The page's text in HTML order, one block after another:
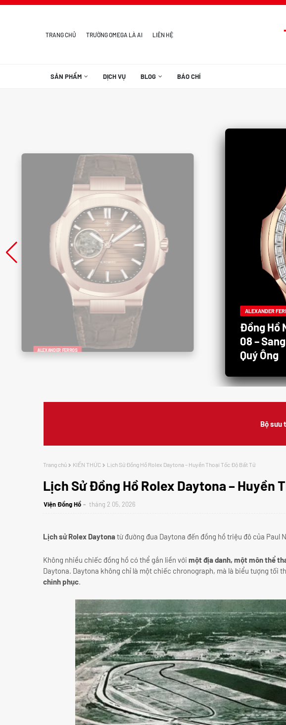
TRANG CHỦ TRƯỜNG OMEGA LÀ AI LIÊN HỆ
SẢN PHẨM DỊCH VỤ BLOG BÁO CHÍ
ALEXANDER FERROS
ALEXANDER
Đồng Hồ
08 –
Quý Ông
Bộ sưu
Trang chủ KIẾN THỨC Lịch Sử Đồng Hồ Rolex Daytona – Huyền Thoại Tốc Độ Bất Tử
Lịch Sử Đồng Hồ Rolex Daytona – Huyền
Viện Đồng Hồ tháng 2 05, 2026
Lịch sử Rolex Daytonatừ đường đua Daytona đến đồng hồ triệu đô của Paul
Không nhiều chiếc đồng hồ có thể gắn liền với một địa danh, một môn thể
Daytona. Daytona không chỉ là một chiếc chronograph, mà là biểu tượng tối
chinh phục.